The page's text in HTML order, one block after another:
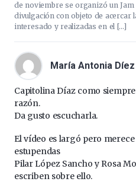
de noviembre se organizó un Jam
divulgación con objeto de acercar
interesado y realizadas en el […]
María Antonia
Capitolina Díaz como
razón.
Da gusto escucharla.
El vídeo es largó pero
estupendas
Pilar López Sancho y Rosa
escriben sobre ello.